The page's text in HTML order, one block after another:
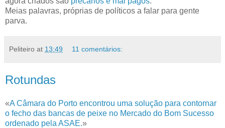
Meias palavras, próprias de políticos a falar para gente
parva.
Peliteiro at 13:49 11 comentários:
Rotundas
«A Câmara do Porto encontrou uma solução para contornar
o fecho das bancas de peixe no Mercado do Bom Sucesso
ordenado pela ASAE.»